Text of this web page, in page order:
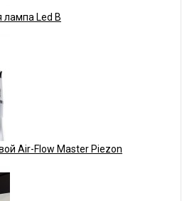
лампа Led B
Air-Flow Master Piezon